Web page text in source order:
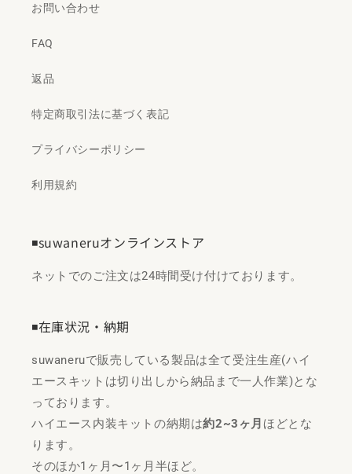
お問い合わせ
FAQ
返品
特定商取引法に基づく表記
プライバシーポリシー
利用規約
◾️suwaneruオンラインストア
ネットでのご注文は24時間受け付けております。
◾️在庫状況・納期
suwaneruで販売している製品は全て受注生産(ハイ
エースキットは切り出しから納品まで一人作業)とな
っております。
ハイエース内装キットの納期は約2~3ヶ月 ほどとな
ります。
そのほか1ヶ月〜1ヶ月半ほど。